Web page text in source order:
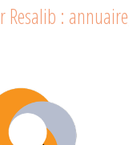
Resalib :